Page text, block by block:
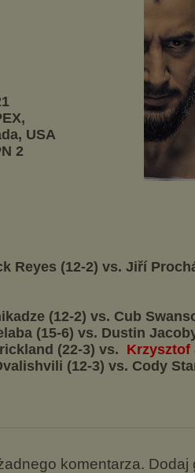
USA
2
Reyes (12-2) vs. Jiří
(12-2) vs. Cub
(15-6) vs. Dustin
(22-3) vs.
(12-3) vs. Cody
komentarza. Dodaj